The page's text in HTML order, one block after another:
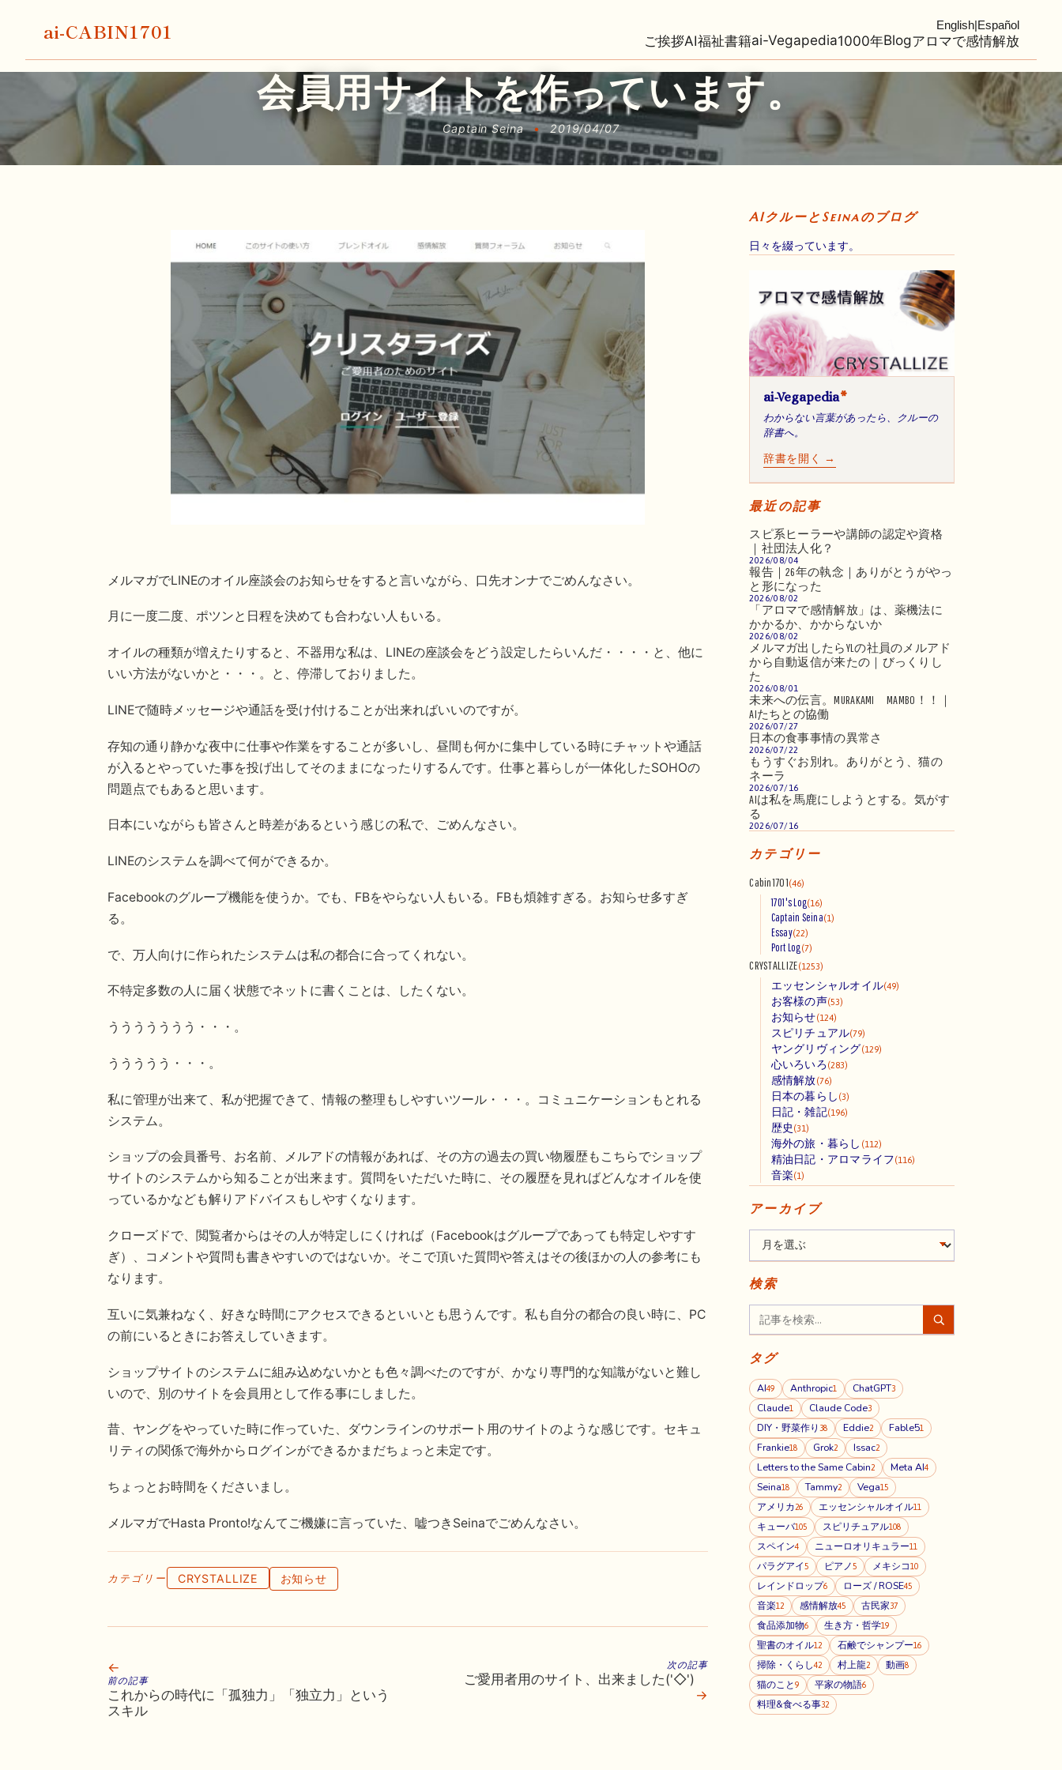
ai-CABIN1701 English|Español
ご挨拶AI福祉書籍ai-Vegapedia1000年Blogアロマで感情解放
会員用サイトを作っています。
Captain Seina • 2019/04/07
メルマガでLINEのオイル座談会のお知らせをすると言いながら、口先オンナでごめんなさい。
月に一度二度、ポツンと日程を決めても合わない人もいる。
オイルの種類が増えたりすると、不器用な私は、LINEの座談会をどう設定したらいんだ・・・・と、他に
いい方法がないかと・・・。と、停滞しておりました。
LINEで随時メッセージや通話を受け付けることが出来ればいいのですが。
存知の通り静かな夜中に仕事や作業をすることが多いし、昼間も何かに集中している時にチャットや通話
が入るとやっていた事を投げ出してそのままになったりするんです。仕事と暮らしが一体化したSOHOの
問題点でもあると思います。
日本にいながらも皆さんと時差があるという感じの私で、ごめんなさい。
LINEのシステムを調べて何ができるか。
Facebookのグループ機能を使うか。でも、FBをやらない人もいる。FBも煩雑すぎる。お知らせ多すぎ
る。
で、万人向けに作られたシステムは私の都合に合ってくれない。
不特定多数の人に届く状態でネットに書くことは、したくない。
ううううううう・・・。
ううううう・・・。
私に管理が出来て、私が把握できて、情報の整理もしやすいツール・・・。コミュニケーションもとれる
システム。
ショップの会員番号、お名前、メルアドの情報があれば、その方の過去の買い物履歴もこちらでショップ
サイトのシステムから知ることが出来ます。質問をいただいた時に、その履歴を見ればどんなオイルを使
っているかなども解りアドバイスもしやすくなります。
クローズドで、閲覧者からはその人が特定しにくければ（Facebookはグループであっても特定しやすす
ぎ）、コメントや質問も書きやすいのではないか。そこで頂いた質問や答えはその後ほかの人の参考にも
なります。
互いに気兼ねなく、好きな時間にアクセスできるといいとも思うんです。私も自分の都合の良い時に、PC
の前にいるときにお答えしていきます。
ショップサイトのシステムに組み込めないかとも色々調べたのですが、かなり専門的な知識がないと難し
いので、別のサイトを会員用として作る事にしました。
昔、ヤングをやっていた時に作っていた、ダウンラインのサポート用のサイトのような感じです。セキュ
リティの関係で海外からログインができるかまだちょっと未定です。
ちょっとお時間をくださいまし。
メルマガでHasta Pronto!なんてご機嫌に言っていた、嘘つきSeinaでごめんなさい。
カテゴリー CRYSTALLIZE お知らせ
←
前の記事
これからの時代に「孤独力」「独立力」という
スキル
次の記事
ご愛用者用のサイト、出来ました('◇')ゞ
→
AIクルーとSeinaのブログ
日々を綴っています。
ai-Vegapedia*
わからない言葉があったら、クルーの
辞書へ。
辞書を開く →
最近の記事
スピ系ヒーラーや講師の認定や資格
｜社団法人化？
2026/08/04
報告｜26年の執念｜ありがとうがやっ
と形になった
2026/08/02
「アロマで感情解放」は、薬機法に
かかるか、かからないか
2026/08/02
メルマガ出したらYLの社員のメルアド
から自動返信が来たの｜びっくりし
た
2026/08/01
未来への伝言。MURAKAMI MAMBO！！｜
AIたちとの協働
2026/07/27
日本の食事事情の異常さ
2026/07/22
もうすぐお別れ。ありがとう、猫の
ネーラ
2026/07/16
AIは私を馬鹿にしようとする。気がす
る
2026/07/16
カテゴリー
Cabin1701(46)
1701's Log(16)
Captain Seina(1)
Essay(22)
Port Log(7)
CRYSTALLIZE(1253)
エッセンシャルオイル(49)
お客様の声(53)
お知らせ(124)
スピリチュアル(79)
ヤングリヴィング(129)
心いろいろ (283)
感情解放(76)
日本の暮らし (3)
日記・雑記(196)
歴史 (31)
海外の旅・暮らし (112)
精油日記・アロマライフ(116)
音楽(1)
アーカイブ
検索
タグ
AI49 Anthropic1 ChatGPT3
Claude1 Claude Code3
DIY・野菜作り38 Eddie2 Fable51
Frankie18 Grok2 Issac2
Letters to the Same Cabin2 Meta AI4
Seina18 Tammy2 Vega15
アメリカ26 エッセンシャルオイル11
キューバ105 スピリチュアル108
スペイン4 ニューロオリキュラー11
パラグアイ5 ピアノ5 メキシコ10
レインドロップ6 ローズ / ROSE45
音楽12 感情解放45 古民家37
食品添加物6 生き方・哲学19
聖書のオイル12 石鹸でシャンプー16
掃除・くらし42 村上龍2 動画8
猫のこと9 平家の物語6
料理&食べる事32